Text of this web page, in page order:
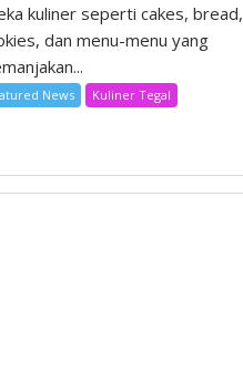
kuliner seperti cakes, bread,
dan menu-menu yang
News Kuliner Tegal